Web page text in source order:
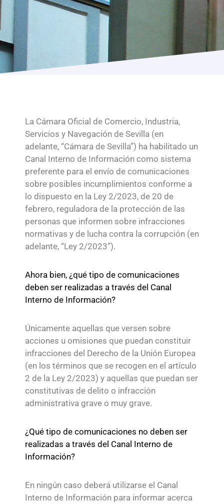
La Cámara Oficial de Comercio, Industria,
Servicios y Navegación de Sevilla (en
adelante, “Cámara de Sevilla”) ha habilitado un
Canal Interno de Información como sistema
preferente para el envío de comunicaciones
sobre posibles incumplimientos conforme a
lo dispuesto en la Ley 2/2023, de 20 de
febrero, reguladora de la protección de las
personas que informen sobre infracciones
normativas y de lucha contra la corrupción (en
adelante, “Ley 2/2023”).
Ahora bien, ¿qué tipo de comunicaciones
deben ser realizadas a través del Canal
Interno de Información?
Únicamente aquellas que versen sobre
acciones u omisiones que puedan constituir
infracciones del Derecho de la Unión Europea
(en los términos que se recogen en el artículo
2 de la Ley 2/2023) y aquellas que puedan ser
constitutivas de delito o infracción
administrativa grave o muy grave.
¿Qué tipo de comunicaciones no deben ser
realizadas a través del Canal Interno de
Información?
En ningún caso deberá utilizarse el Canal
Interno de Información para informar acerca